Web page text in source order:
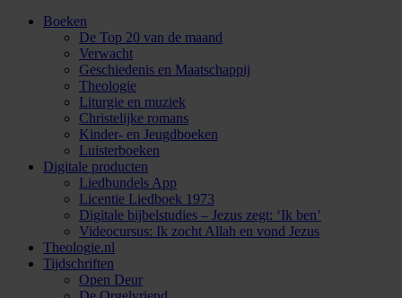
Boeken
De Top 20 van de maand
Verwacht
Geschiedenis en Maatschappij
Theologie
Liturgie en muziek
Christelijke romans
Kinder- en Jeugdboeken
Luisterboeken
Digitale producten
Liedbundels App
Licentie Liedboek 1973
Digitale bijbelstudies – Jezus zegt: ‘Ik ben’
Videocursus: Ik zocht Allah en vond Jezus
Theologie.nl
Tijdschriften
Open Deur